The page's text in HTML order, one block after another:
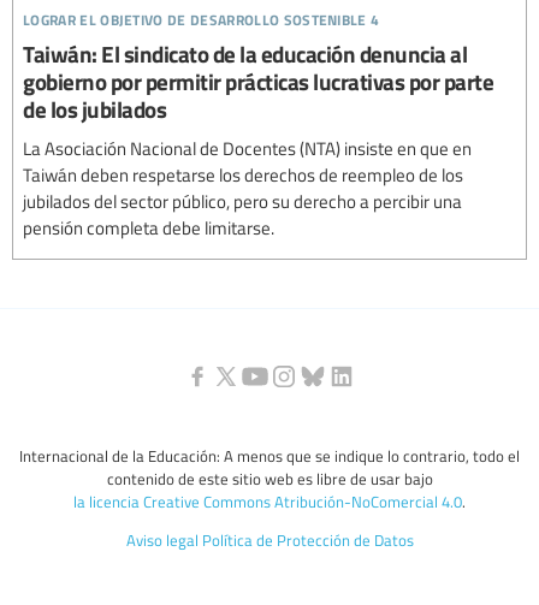
lograr el objetivo de desarrollo sostenible 4
Taiwán: El sindicato de la educación denuncia al
gobierno por permitir prácticas lucrativas por parte
de los jubilados
La Asociación Nacional de Docentes (NTA) insiste en que en
Taiwán deben respetarse los derechos de reempleo de los
jubilados del sector público, pero su derecho a percibir una
pensión completa debe limitarse.
Internacional de la Educación: A menos que se indique lo contrario, todo el
contenido de este sitio web es libre de usar bajo
la licencia Creative Commons Atribución-NoComercial 4.0.
Aviso legal Política de Protección de Datos